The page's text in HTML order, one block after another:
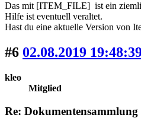
Das mit [ITEM_FILE] ist ein
Hilfe ist eventuell veraltet.
Hast du eine aktuelle Version von
#6 02.08.2019
kleo
Mitglied
Re: